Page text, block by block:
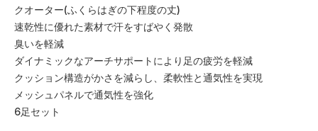
クオーター(ふくらはぎの下程度の丈)
速乾性に優れた素材で汗をすばやく発散
臭いを軽減
ダイナミックなアーチサポートにより足の疲労を軽減
クッション構造がかさを減らし、柔軟性と通気性を実現
メッシュパネルで通気性を強化
6足セット